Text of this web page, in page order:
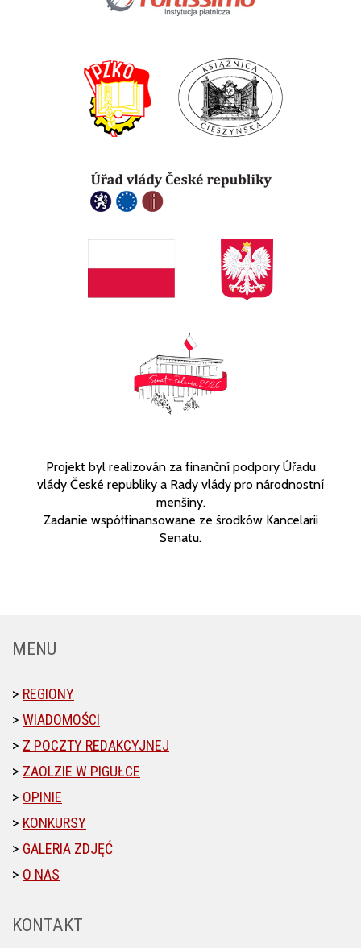
Projekt byl realizován za finanční podpory Úřadu
vlády České republiky a Rady vlády pro národnostní
menšiny.
Zadanie współfinansowane ze środków Kancelarii
Senatu.
MENU
REGIONY
WIADOMOŚCI
Z POCZTY REDAKCYJNEJ
ZAOLZIE W PIGUŁCE
OPINIE
KONKURSY
GALERIA ZDJĘĆ
O NAS
KONTAKT